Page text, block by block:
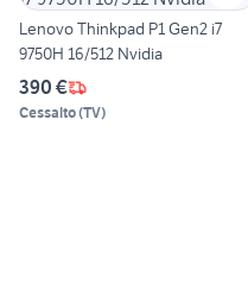
Lenovo Thinkpad P1 Gen2 i7
9750H 16/512 Nvidia
390 €
Cessalto(TV)